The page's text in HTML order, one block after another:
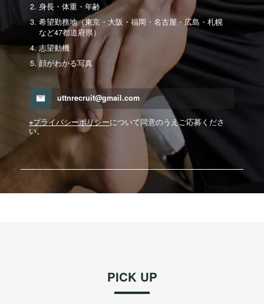
身長・体重・年齢
希望勤務地（東京・大阪・福岡・名古屋・広島・札幌
など47都道府県）
志望動機
顔がわかる写真
uttnrecruit@gmail.com
※プライバシーポリシーについて同意のうえご応募くださ
い。
PICK UP